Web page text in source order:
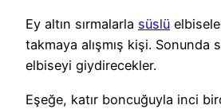
Ey altın sırmalarla süslü
takmaya alışmış kişi. Sonunda
elbiseyi giydirecekler.
Eşeğe, katır boncuğuyla inci